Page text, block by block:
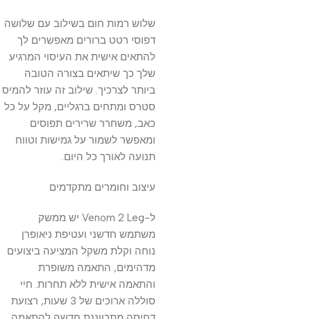
שלוש רמות חום בשילוב עם שלושה
דפוסי רטט ברורים מאפשרים לך
להתאים אישית את העיסוי המרגיע
שלך כך שיתאים בצורה הטובה
ביותר לצרכיך. שילוב זה עוזר להמיס
סטרס ומתחים ברגליים, מקל על כל
כאב, משחרר שרירים תפוסים
ומאפשר לשמור על גמישות וטווח
תנועה לאורך כל היום.
עיצוב וחומרים מתקדמים
ל-Venom 2 Leg יש ממשק
משתמש חדשני ועטיפת ניאופרן
נוחה וקלת משקל המציעה ביצועים
מדהימים, התאמה משופרת
והתאמה אישית ללא תחרות. חיי
סוללה ארוכים של 3 שעות, רצועת